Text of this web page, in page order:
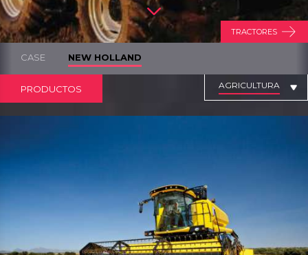
TRACTORES
CASE NEW HOLLAND
PRODUCTOS AGRICULTURA